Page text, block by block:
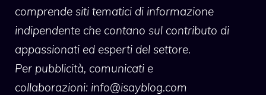
comprende siti tematici di informazione
indipendente che contano sul contributo di
appassionati ed esperti del settore.
Per pubblicità, comunicati e
collaborazioni: info@isayblog.com